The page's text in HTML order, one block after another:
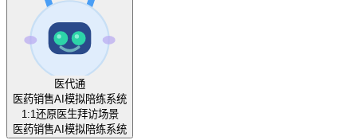
医代通
医药销售AI模拟陪练系统
1:1还原医生拜访场景
医药销售AI模拟陪练系统